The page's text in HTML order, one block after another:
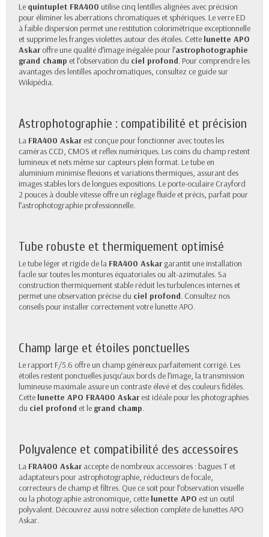
Le quintuplet FRA400 utilise cinq lentilles alignées avec précision
pour éliminer les aberrations chromatiques et sphériques. Le verre ED
à faible dispersion permet une restitution colorimétrique exceptionnelle
et supprime les franges violettes autour des étoiles. Cette lunette APO
Askaroffre une qualité d’image inégalée pour l’astrophotographie
grand champ et l’observation du ciel profond. Pour comprendre les
avantages des lentilles apochromatiques, consultez ce guide sur
Wikipédia.
Astrophotographie : compatibilité et précision
La FRA400 Askarest conçue pour fonctionner avec toutes les
caméras CCD, CMOS et reflex numériques. Les coins du champ restent
lumineux et nets même sur capteurs plein format. Le tube en
aluminium minimise flexions et variations thermiques, assurant des
images stables lors de longues expositions. Le porte-oculaire Crayford
2 pouces à double vitesse offre un réglage fluide et précis, parfait pour
l’astrophotographie professionnelle.
Tube robuste et thermiquement optimisé
Le tube léger et rigide de la FRA400 Askargarantit une installation
facile sur toutes les montures équatoriales ou alt-azimutales. Sa
construction thermiquement stable réduit les turbulences internes et
permet une observation précise du ciel profond. Consultez nos
conseils pour installer correctement votre lunette APO.
Champ large et étoiles ponctuelles
Le rapport F/5.6 offre un champ généreux parfaitement corrigé. Les
étoiles restent ponctuelles jusqu’aux bords de l’image, la transmission
lumineuse maximale assure un contraste élevé et des couleurs fidèles.
Cette lunette APO FRA400 Askarest idéale pour les photographies
du ciel profond et le grand champ.
Polyvalence et compatibilité des accessoires
La FRA400 Askaraccepte de nombreux accessoires : bagues T et
adaptateurs pour astrophotographie, réducteurs de focale,
correcteurs de champ et filtres. Que ce soit pour l’observation visuelle
ou la photographie astronomique, cette lunette APO est un outil
polyvalent. Découvrez aussi notre sélection complète de lunettes APO
Askar.